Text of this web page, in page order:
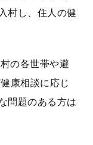
村し、住人の健
の各世帯や避
康相談に応じ
問題のある方は